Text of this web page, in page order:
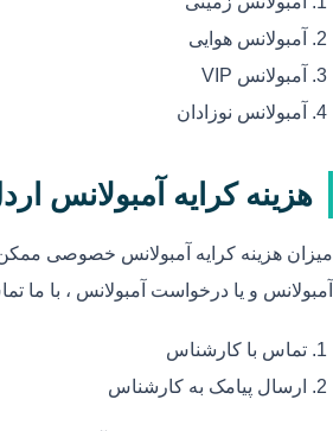
آمبولانس هوایی
آمبولانس VIP
آمبولانس نوزادان
هزینه کرایه
میزان هزینه کرایه آمبولانس خصوصی
آمبولانس و یا درخواست آمبولانس ، با ما
تماس با کارشناس
ارسال پیامک به کارشناس